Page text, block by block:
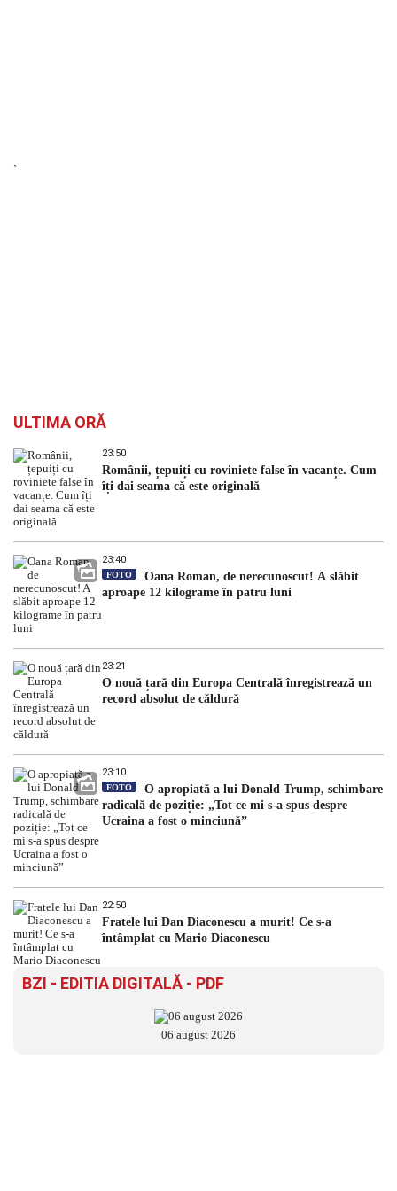
`
ULTIMA ORĂ
23:50
Românii, țepuiți cu roviniete false în vacanțe. Cum
îți dai seama că este originală
23:40
FOTO
Oana Roman, de nerecunoscut! A slăbit
aproape 12 kilograme în patru luni
23:21
O nouă țară din Europa Centrală înregistrează un
record absolut de căldură
23:10
FOTO
O apropiată a lui Donald Trump, schimbare
radicală de poziție: „Tot ce mi s-a spus despre
Ucraina a fost o minciună”
22:50
Fratele lui Dan Diaconescu a murit! Ce s-a
întâmplat cu Mario Diaconescu
BZI - EDITIA DIGITALĂ - PDF
06 august 2026